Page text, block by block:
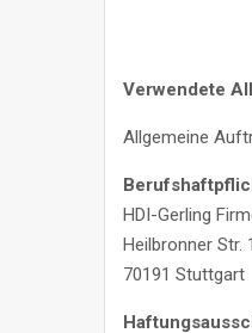
Verwendete
Allgemeine
HDI-Gerling
Heilbronner Str.
70191 Stuttgart